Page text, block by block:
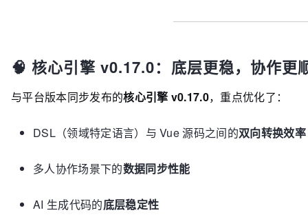
🧠 核心引擎 v0.17.0：底层更稳，协作更
与平台版本同步发布的核心引擎 v0.17.0，重点优化了：
DSL（领域特定语言）与 Vue 源码之间的双向转换效率
多人协作场景下的数据同步性能
AI 生成代码的底层稳定性